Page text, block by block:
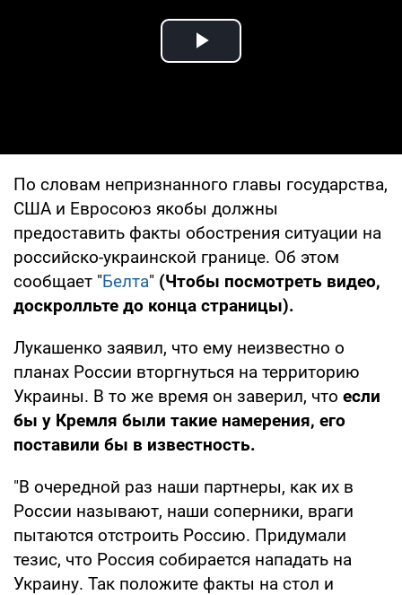
Play Video
По словам непризнанного главы государства,
США и Евросоюз якобы должны
предоставить факты обострения ситуации на
российско-украинской границе. Об этом
сообщает "Белта" (Чтобы посмотреть видео,
доскролльте до конца страницы).
Лукашенко заявил, что ему неизвестно о
планах России вторгнуться на территорию
Украины. В то же время он заверил, что если
бы у Кремля были такие намерения, его
поставили бы в известность.
"В очередной раз наши партнеры, как их в
России называют, наши соперники, враги
пытаются отстроить Россию. Придумали
тезис, что Россия собирается нападать на
Украину. Так положите факты на стол и